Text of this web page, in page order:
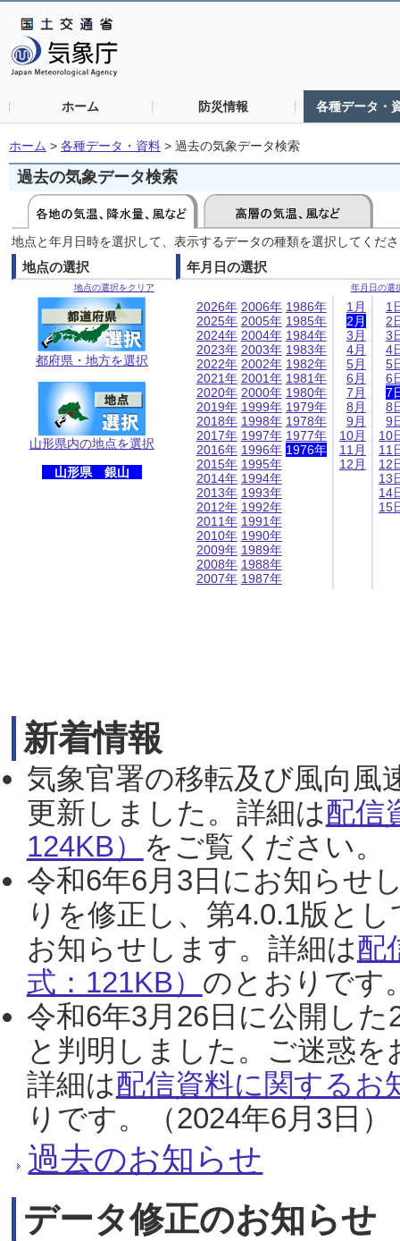
ホーム 防災情報 各種データ・
ホーム > 各種データ・資料 > 過去の気象データ検索
過去の気象データ検索
地点と年月日時を選択して、表示するデータの種類を選択してくだ
地点の選択
地点の選択をクリア
都府県・地方を選択
山形県内の地点を選択
山形県 銀山
年月日の選択
年月日の選
2026年
2025年
2024年
2023年
2022年
2021年
2020年
2019年
2018年
2017年
2016年
2015年
2014年
2013年
2012年
2011年
2010年
2009年
2008年
2007年
2006年
2005年
2004年
2003年
2002年
2001年
2000年
1999年
1998年
1997年
1996年
1995年
1994年
1993年
1992年
1991年
1990年
1989年
1988年
1987年
1986年
1985年
1984年
1983年
1982年
1981年
1980年
1979年
1978年
1977年
1976年
1月
2月
3月
4月
5月
6月
7月
8月
9月
10月
11月
12月
1
2
3
4
5
6
7
8
9
10
11
12
13
14
15
新着情報
気象官署の移転及び風向風
更新しました。詳細は配信
124KB） をご覧ください。
令和6年6月3日にお知らせ
りを修正し、第4.0.1版と
お知らせします。詳細は配
式：121KB） のとおりです
令和6年3月26日に公開し
と判明しました。ご迷惑
詳細は配信資料に関するお
りです。（2024年6月3日）
過去のお知らせ
データ修正のお知らせ